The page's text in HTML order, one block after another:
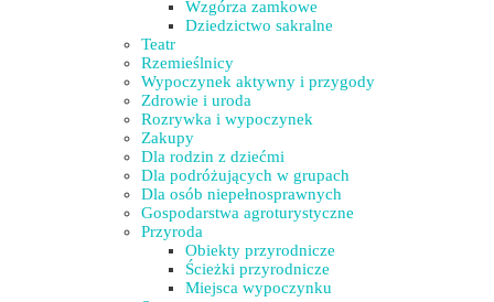
Wzgórza zamkowe
Dziedzictwo sakralne
Teatr
Rzemieślnicy
Wypoczynek aktywny i przygody
Zdrowie i uroda
Rozrywka i wypoczynek
Zakupy
Dla rodzin z dziećmi
Dla podróżujących w grupach
Dla osób niepełnosprawnych
Gospodarstwa agroturystyczne
Przyroda
Obiekty przyrodnicze
Ścieżki przyrodnicze
Miejsca wypoczynku